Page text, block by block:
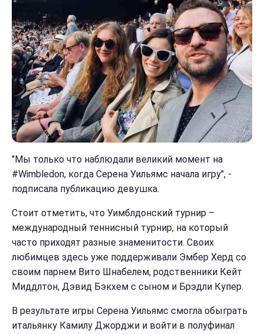
"Мы только что наблюдали великий момент на
#Wimbledon, когда Серена Уильямс начала игру", -
подписала публикацию девушка.
Стоит отметить, что Уимблдонский турнир –
международный теннисный турнир, на который
часто приходят разные знаменитости. Своих
любимцев здесь уже поддерживали Эмбер Херд со
своим парнем Вито Шнабелем, родственники Кейт
Миддлтон, Дэвид Бэкхем с сыном и Брэдли Купер.
В результате игры Серена Уильямс смогла обыграть
итальянку Камилу Джорджи и войти в полуфинал